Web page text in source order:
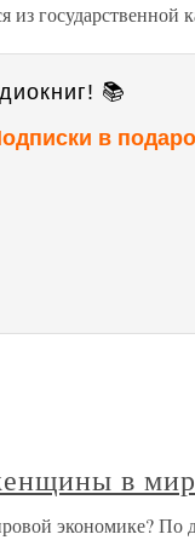
государственной
📚
в
в
экономике? По